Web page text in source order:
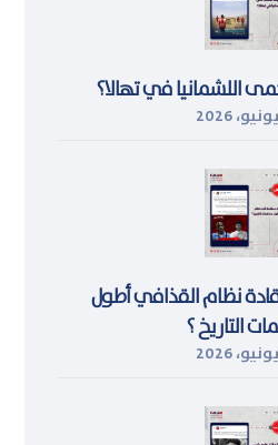
اللشمانيا في تهالا؟
نظام القذافي أطول
التاريخ ؟